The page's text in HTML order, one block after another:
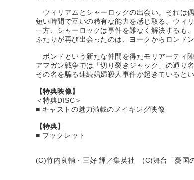
ウィリアムとシャーロックの出会い。それは
短い時間で互いの稀有な能力を感じ取る。ウィ
一方、シャーロックは事件を難なく解決するも
ふたりが再び出会ったのは、ヨークからロンド
ボンドという新たな仲間を得たモリアーティ
アフガン戦争では「切り裂きジャック」の通り
その名を騙る連続娼婦殺人事件が起きていると
【特典映像】
＜特典DISC＞
■ キャストの魅力満載のメイキング映像
【特典】
■ ブックレット
(C)竹内良輔・三好 輝／集英社 (C)舞台「憂国